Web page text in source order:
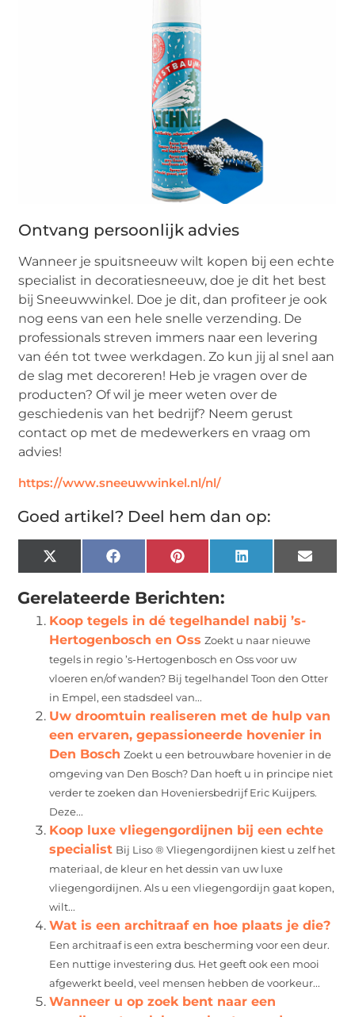
Ontvang persoonlijk advies
Wanneer je spuitsneeuw wilt kopen bij een echte
specialist in decoratiesneeuw, doe je dit het best
bij Sneeuwwinkel. Doe je dit, dan profiteer je ook
nog eens van een hele snelle verzending. De
professionals streven immers naar een levering
van één tot twee werkdagen. Zo kun jij al snel aan
de slag met decoreren! Heb je vragen over de
producten? Of wil je meer weten over de
geschiedenis van het bedrijf? Neem gerust
contact op met de medewerkers en vraag om
advies!
https://www.sneeuwwinkel.nl/nl/
Goed artikel? Deel hem dan op:
X
(Twitter)
FacebookPinterest LinkedIn Email
Gerelateerde Berichten:
Koop tegels in dé tegelhandel nabij ’s-
Hertogenbosch en Oss Zoekt u naar nieuwe
tegels in regio ’s-Hertogenbosch en Oss voor uw
vloeren en/of wanden? Bij tegelhandel Toon den Otter
in Empel, een stadsdeel van...
Uw droomtuin realiseren met de hulp van
een ervaren, gepassioneerde hovenier in
Den Bosch Zoekt u een betrouwbare hovenier in de
omgeving van Den Bosch? Dan hoeft u in principe niet
verder te zoeken dan Hoveniersbedrijf Eric Kuijpers.
Deze...
Koop luxe vliegengordijnen bij een echte
specialist Bij Liso ® Vliegengordijnen kiest u zelf het
materiaal, de kleur en het dessin van uw luxe
vliegengordijnen. Als u een vliegengordijn gaat kopen,
wilt...
Wat is een architraaf en hoe plaats je die?
Een architraaf is een extra bescherming voor een deur.
Een nuttige investering dus. Het geeft ook een mooi
afgewerkt beeld, veel mensen hebben de voorkeur...
Wanneer u op zoek bent naar een